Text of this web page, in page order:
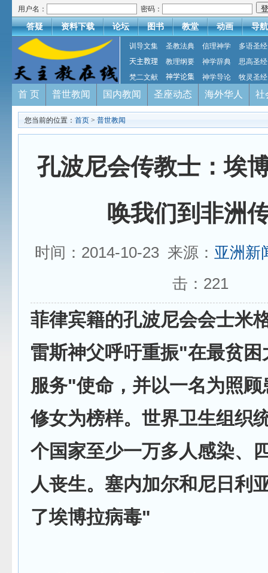
用户名： 密码：
答疑 资料下载 论坛 图书 教堂 动画 导航
训导文集 圣教法典 信理神学
多语圣经
天主教理
教理纲要 神学辞典
思高圣经
梵二文献
神学论集 神学导论 牧灵圣经
首 页 普世教闻 国内教闻 圣座动态 海外华人 社
您当前的位置： 首页 > 普世教闻
孔波尼会传教士：埃
唤我们到非洲
时间：2014-10-23 来源： 亚洲新
击： 221
菲律宾籍的孔波尼会会士米
雷斯神父呼吁重振"在最贫困
服务"使命，并以一名为照顾
修女为榜样。世界卫生组织
个国家至少一万多人感染、
人丧生。塞内加尔和尼日利
了埃博拉病毒"